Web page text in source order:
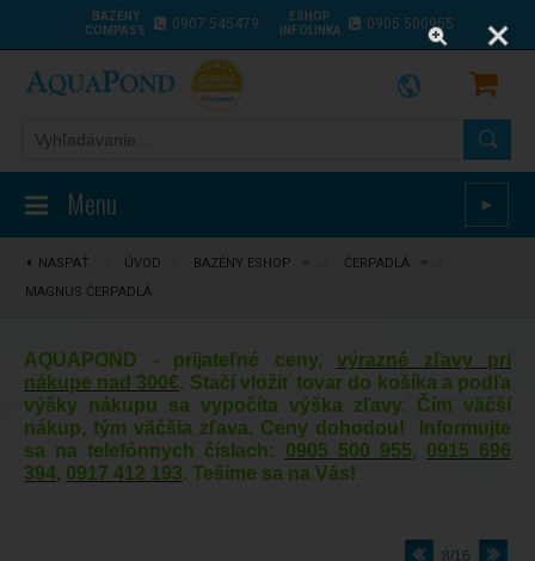
BAZÉNY
COMPASS
0907 545479
ESHOP
INFOLINKA
0905 500955
Menu ►
NASPÄŤ ÚVOD BAZÉNY ESHOP ČERPADLÁ
MAGNUS ČERPADLÁ
AQUAPOND - prijateľné ceny, výrazné zľavy pri
nákupe nad 300€. Stačí vložiť tovar do košíka a podľa
výšky nákupu sa vypočíta výška zľavy. Čím väčší
nákup, tým väčšia zľava. Ceny dohodou! Informujte
sa na telefónnych číslach: 0905 500 955, 0915 696
394, 0917 412 193. Tešíme sa na Vás!
8/16